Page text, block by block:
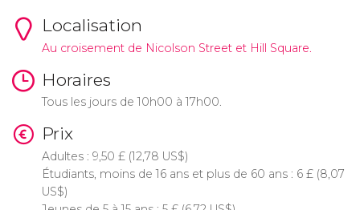
Localisation
Au croisement de Nicolson Street et Hill Square.
Horaires
Tous les jours de 10h00 à 17h00.
Prix
Adultes : 9,50 £(12,78 US$)
Étudiants, moins de 16 ans et plus de 60 ans : 6 £(8,07
US$)